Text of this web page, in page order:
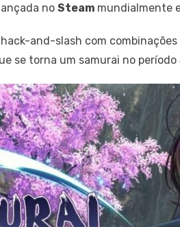
no Steam mundialmente
and-slash com
se torna um samurai no período